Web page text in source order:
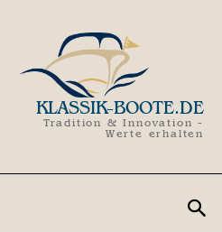
KLASSIK-BOOTE.DE
Tradition & Innovation -
Werte erhalten